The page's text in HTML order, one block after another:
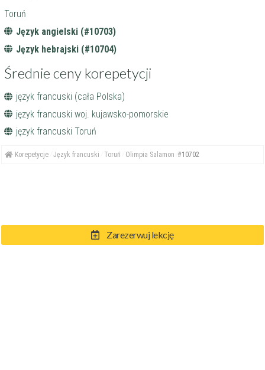
Zarezerwuj lekcję
Toruń
Język angielski (#10703)
Język hebrajski (#10704)
Średnie ceny korepetycji
język francuski (cała Polska)
język francuski woj. kujawsko-pomorskie
język francuski Toruń
Korepetycje Język francuski Toruń Olimpia Salamon #10702